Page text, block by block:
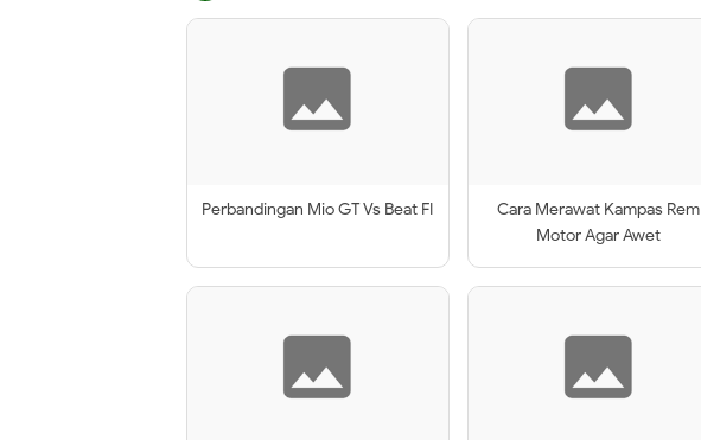
Perbandingan Mio GT Vs Beat FI
Cara Merawat Kampas Rem
Motor Agar Awet